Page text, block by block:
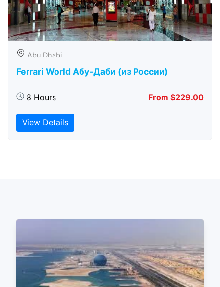
Abu Dhabi
Ferrari World Абу-Даби (из России)
8 Hours From $229.00
View Details